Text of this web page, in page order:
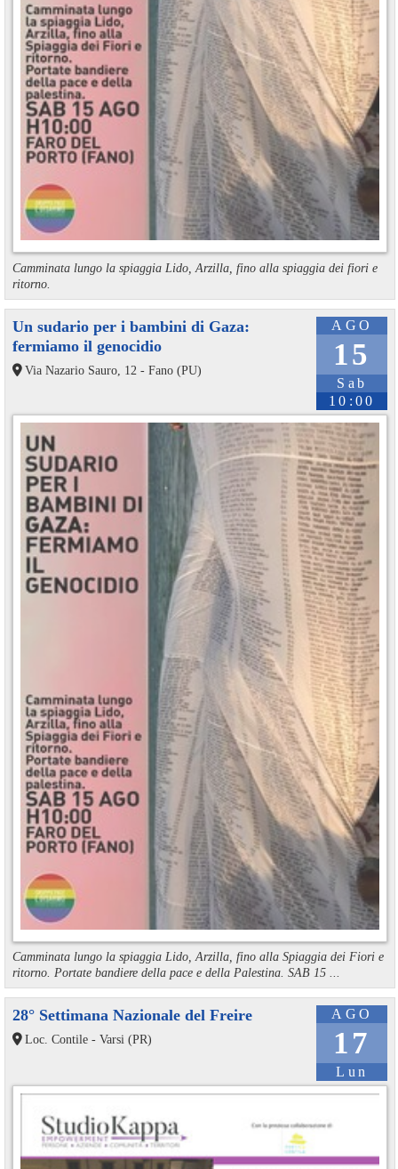
Camminata lungo la spiaggia Lido, Arzilla, fino alla spiaggia dei fiori e
ritorno.
AGO
15
Sab
10:00
Un sudario per i bambini di Gaza:
fermiamo il genocidio
Via Nazario Sauro, 12 - Fano (PU)
Camminata lungo la spiaggia Lido, Arzilla, fino alla Spiaggia dei Fiori e
ritorno. Portate bandiere della pace e della Palestina. SAB 15 ...
AGO
17
Lun
28° Settimana Nazionale del Freire
Loc. Contile - Varsi (PR)